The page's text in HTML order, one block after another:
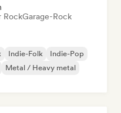
RockGarage-Rock
Indie-Folk
Indie-Pop
Metal / Heavy metal